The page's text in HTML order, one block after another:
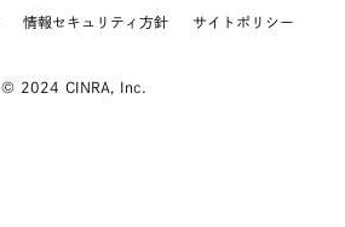
情報セキュリティ方針 サイトポリシー
© 2024 CINRA, Inc.